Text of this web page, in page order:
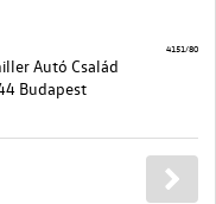
Autó Család
Budapest
4151/80